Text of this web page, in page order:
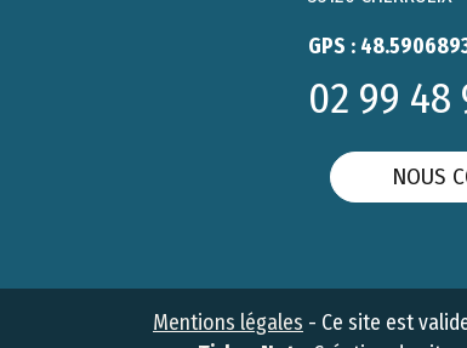
GPS :
02 99 48
NOUS
Mentions légales - Ce site est